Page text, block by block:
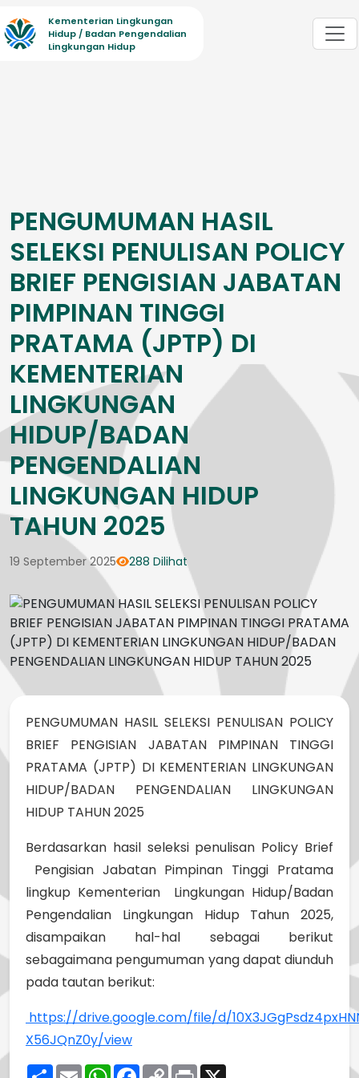
Kementerian Lingkungan
Hidup / Badan Pengendalian
Lingkungan Hidup
PENGUMUMAN HASIL
SELEKSI PENULISAN POLICY
BRIEF PENGISIAN JABATAN
PIMPINAN TINGGI
PRATAMA (JPTP) DI
KEMENTERIAN
LINGKUNGAN
HIDUP/BADAN
PENGENDALIAN
LINGKUNGAN HIDUP
TAHUN 2025
19 September 2025 288 Dilihat
PENGUMUMAN HASIL SELEKSI PENULISAN POLICY
BRIEF PENGISIAN JABATAN PIMPINAN TINGGI
PRATAMA (JPTP) DI KEMENTERIAN LINGKUNGAN
HIDUP/BADAN PENGENDALIAN LINGKUNGAN
HIDUP TAHUN 2025
Berdasarkan hasil seleksi penulisan Policy Brief
Pengisian Jabatan Pimpinan Tinggi Pratama
lingkup Kementerian Lingkungan Hidup/Badan
Pengendalian Lingkungan Hidup Tahun 2025,
disampaikan hal-hal sebagai berikut
sebagaimana pengumuman yang dapat diunduh
pada tautan berikut:
https://drive.google.com/file/d/
X56JQnZ0y/view
ShareEmailWhatsApp
Facebook
CopyPrint